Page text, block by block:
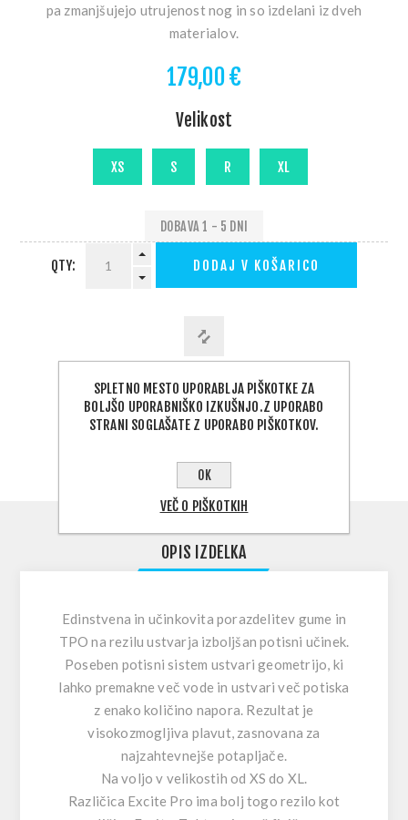
pa zmanjšujejo utrujenost nog in so izdelani iz dveh
materialov.
179,00 €
Velikost
DOBAVA 1 - 5 DNI
QTY: DODAJ V KOŠARICO
PODELI:
OPIS IZDELKA
Edinstvena in učinkovita porazdelitev gume in
TPO na rezilu ustvarja izboljšan potisni učinek.
Poseben potisni sistem ustvari geometrijo, ki
lahko premakne več vode in ustvari več potiska
z enako količino napora. Rezultat je
visokozmogljiva plavut, zasnovana za
najzahtevnejše potapljače.
Na voljo v velikostih od XS do XL.
Različica Excite Pro ima bolj togo rezilo kot
SPLETNO MESTO UPORABLJA PIŠKOTKE ZA
BOLJŠO UPORABNIŠKO IZKUŠNJO.Z UPORABO
STRANI SOGLAŠATE Z UPORABO PIŠKOTKOV.
OK
VEČ O PIŠKOTKIH